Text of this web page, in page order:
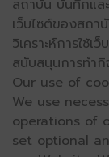
สถาบัน บันทึกแล
เว็บไซต์ของสถา
วิเคราะห์การใช้
สนับสนุนการทำ
Our use of
We use
operations of
set optional